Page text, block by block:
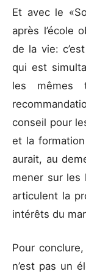
Et avec le
après l’école
de la vie:
qui est
les mêmes
conseil pour
et la
aurait, au
mener sur les
articulent la
intérêts du
Pour
n’est pas un